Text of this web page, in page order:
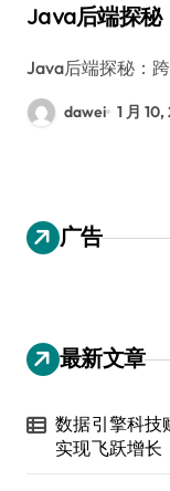
Java后端探秘
Java后端探秘：
dawei 1 月
广告
最新文章
数据引擎科技
实现飞跃增长